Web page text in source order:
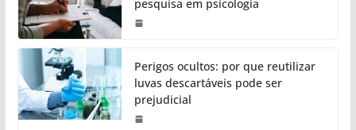
pesquisa em psicologia
Perigos ocultos: por que reutilizar
luvas descartáveis pode ser
prejudicial